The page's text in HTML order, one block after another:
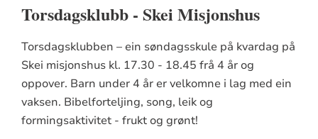
Torsdagsklubb - Skei Misjonshus
Torsdagsklubben – ein søndagsskule på kvardag på
Skei misjonshus kl. 17.30 - 18.45 frå 4 år og
oppover. Barn under 4 år er velkomne i lag med ein
vaksen. Bibelforteljing, song, leik og
formingsaktivitet - frukt og grønt!